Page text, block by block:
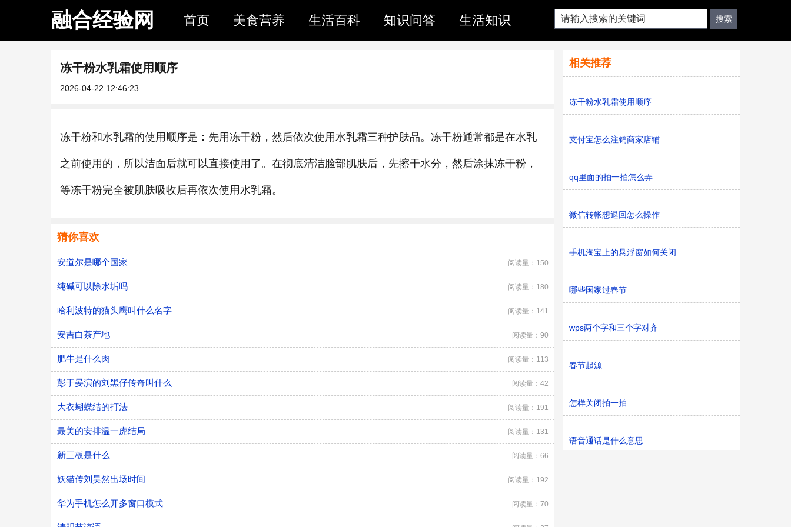
融合经验网 首页 美食营养 生活百科 知识问答 生活知识
冻干粉水乳霜使用顺序
2026-04-22 12:46:23
冻干粉和水乳霜的使用顺序是：先用冻干粉，然后依次使用水乳霜三种护肤品。冻干粉通常都是在水乳
之前使用的，所以洁面后就可以直接使用了。在彻底清洁脸部肌肤后，先擦干水分，然后涂抹冻干粉，
等冻干粉完全被肌肤吸收后再依次使用水乳霜。
猜你喜欢
安道尔是哪个国家 阅读量：150
纯碱可以除水垢吗 阅读量：180
哈利波特的猫头鹰叫什么名字 阅读量：141
安吉白茶产地 阅读量：90
肥牛是什么肉 阅读量：113
彭于晏演的刘黑仔传奇叫什么 阅读量：42
大衣蝴蝶结的打法 阅读量：191
最美的安排温一虎结局 阅读量：131
新三板是什么 阅读量：66
妖猫传刘昊然出场时间 阅读量：192
华为手机怎么开多窗口模式 阅读量：70
相关推荐
冻干粉水乳霜使用顺序
支付宝怎么注销商家店铺
qq里面的拍一拍怎么弄
微信转帐想退回怎么操作
手机淘宝上的悬浮窗如何关闭
哪些国家过春节
wps两个字和三个字对齐
春节起源
怎样关闭拍一拍
语音通话是什么意思